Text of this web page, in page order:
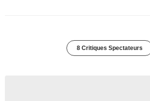
8 Critiques Spectateurs